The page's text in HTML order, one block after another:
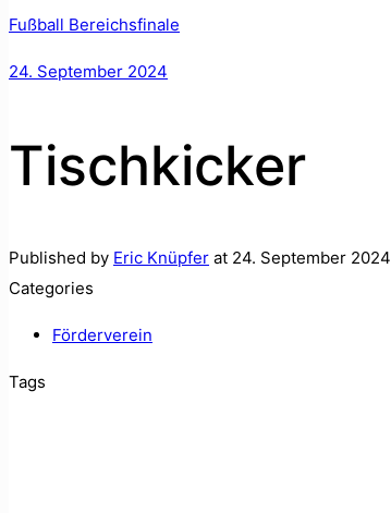
Fußball Bereichsfinale
24. September 2024
Tischkicker
Published by Eric Knüpfer at 24. September 2024
Categories
Förderverein
Tags